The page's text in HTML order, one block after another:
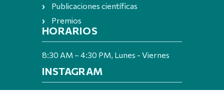
Publicaciones científicas
Premios
HORARIOS
8:30 AM – 4:30 PM, Lunes - Viernes
INSTAGRAM